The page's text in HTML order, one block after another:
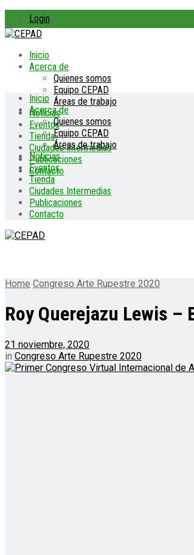
Login
Inicio
Acerca de
Quienes somos
Equipo CEPAD
Áreas de trabajo
Noticias
Eventos
Tienda
Ciudades Intermedias
Publicaciones
Contacto
Inicio
Acerca de
Quienes somos
Equipo CEPAD
Áreas de trabajo
Noticias
Eventos
Tienda
Ciudades Intermedias
Publicaciones
Contacto
Home Congreso Arte Rupestre 2020
Roy Querejazu Lewis –
21 noviembre, 2020
in Congreso Arte Rupestre 2020